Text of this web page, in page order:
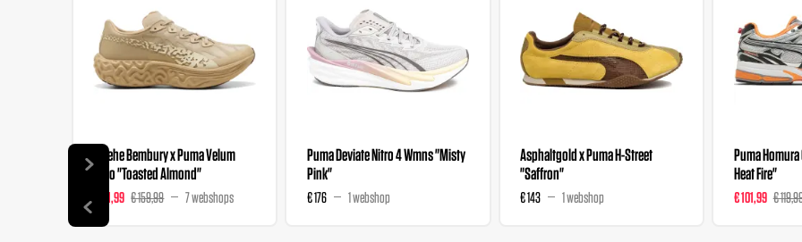
Salehe Bembury x Puma Velum
Nitro "Toasted Almond"
€ 111,99 € 159,99 7 webshops
Puma Deviate Nitro 4 Wmns "Misty
Pink"
€ 176 1 webshop
Asphaltgold x Puma H-Street
"Saffron"
€ 143 1 webshop
Puma Homura
Heat Fire"
€ 101,99 €